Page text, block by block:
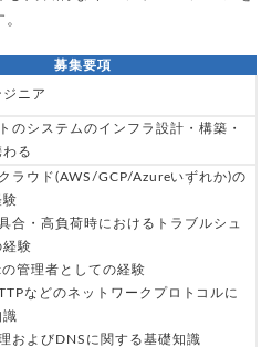
募集要項
ニア
のシステムのインフラ設計・構築・
る
ラウド(AWS/GCP/Azureいずれか)の
験
合・高負荷時におけるトラブルシュ
経験
管理者としての経験
などのネットワークプロトコルに
およびDNSに関する基礎知識